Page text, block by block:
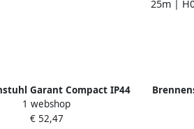
Garant Compact IP44
| 8m | H07RN-F 3G2 5 FR -
1072444
1 webshop
€ 52,47
voor